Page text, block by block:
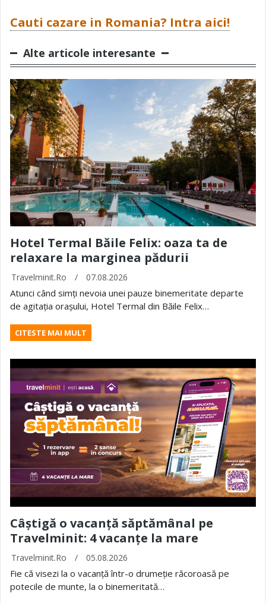
Cauti cazare in Romania? Intra aici!
Alte articole interesante
Hotel Termal Băile Felix: oaza ta de
relaxare la marginea pădurii
Travelminit.ro / 07.08.2026
Atunci când simți nevoia unei pauze binemeritate departe
de agitația orașului, Hotel Termal din Băile Felix…
CITESTE MAI MULT
Câștigă o vacanță săptămânal pe
Travelminit: 4 vacanțe la mare
Travelminit.ro / 05.08.2026
Fie că visezi la o vacanță într-o drumeție răcoroasă pe
potecile de munte, la o binemeritată…